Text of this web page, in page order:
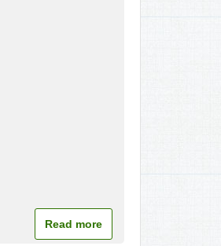
Read more